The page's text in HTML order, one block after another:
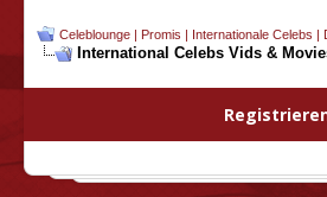
Celeblounge | Promis | Internationale Celebs |
International Celebs Vids &